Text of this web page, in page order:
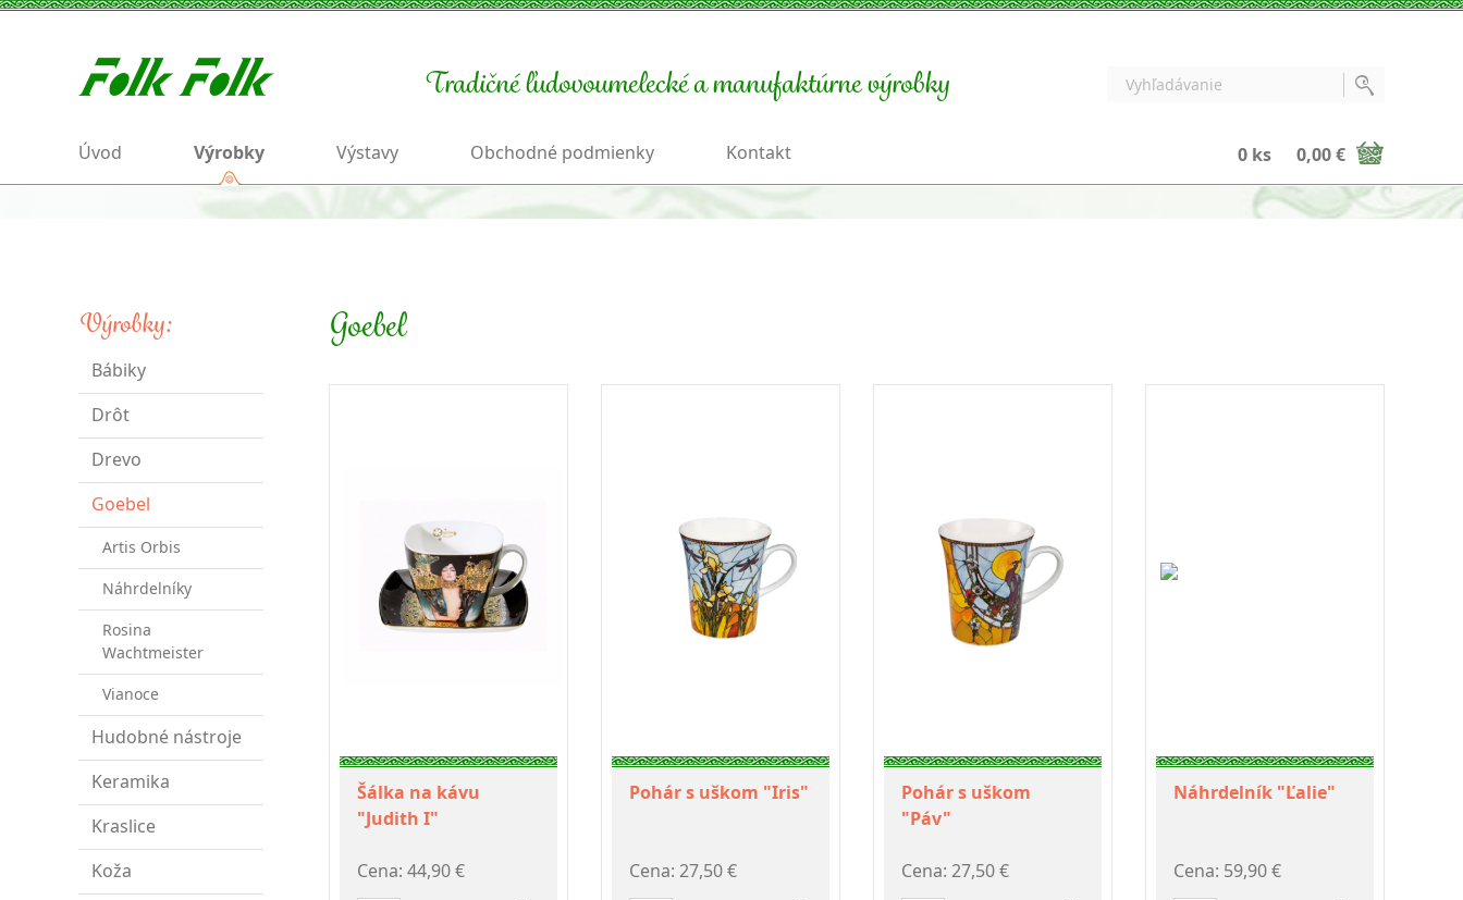
Tradičné ľudovoumelecké a manufaktúrne výrobky
0 ks 0,00 €
Úvod Výrobky Výstavy Obchodné podmienky Kontakt
Goebel
Šálka na kávu
"Judith I"
Cena: 44,90 €
Pohár s uškom "Iris"
Cena: 27,50 €
Pohár s uškom
"Páv"
Cena: 27,50 €
Náhrdelník "Ľalie"
Cena: 59,90 €
Výrobky:
Bábiky
Drôt
Drevo
Goebel
Artis Orbis
Náhrdelníky
Rosina
Wachtmeister
Vianoce
Hudobné nástroje
Keramika
Kraslice
Koža